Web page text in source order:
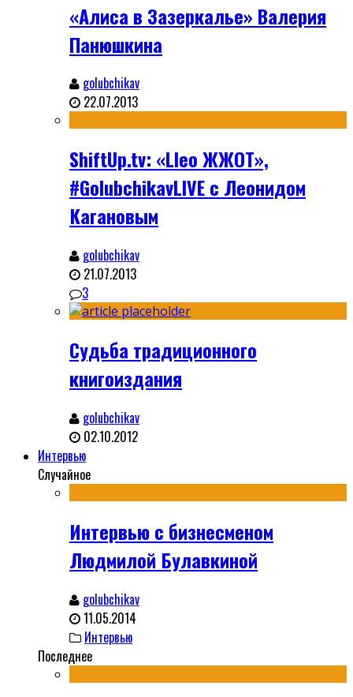
«Алиса в Зазеркалье» Валерия
Панюшкина
golubchikav
22.07.2013
ShiftUp.tv: «Lleo ЖЖОТ»,
#GolubchikavLIVE с Леонидом
Кагановым
golubchikav
21.07.2013
3
Судьба традиционного
книгоиздания
golubchikav
02.10.2012
Интервью
Случайное
Интервью с бизнесменом
Людмилой Булавкиной
golubchikav
11.05.2014
Интервью
Последнее